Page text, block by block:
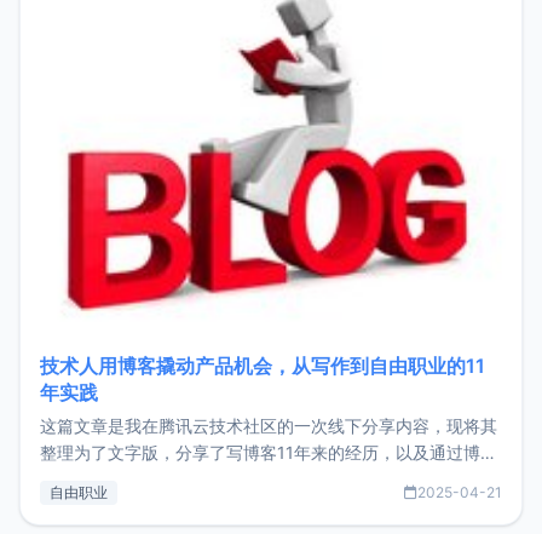
技术人用博客撬动产品机会，从写作到自由职业的11
年实践
这篇文章是我在腾讯云技术社区的一次线下分享内容，现将其
整理为了文字版，分享了写博客11年来的经历，以及通过博客
了我的首个产品ImgURL的真实数据和产品现状。自我介绍大
自由职业 2025-04-21